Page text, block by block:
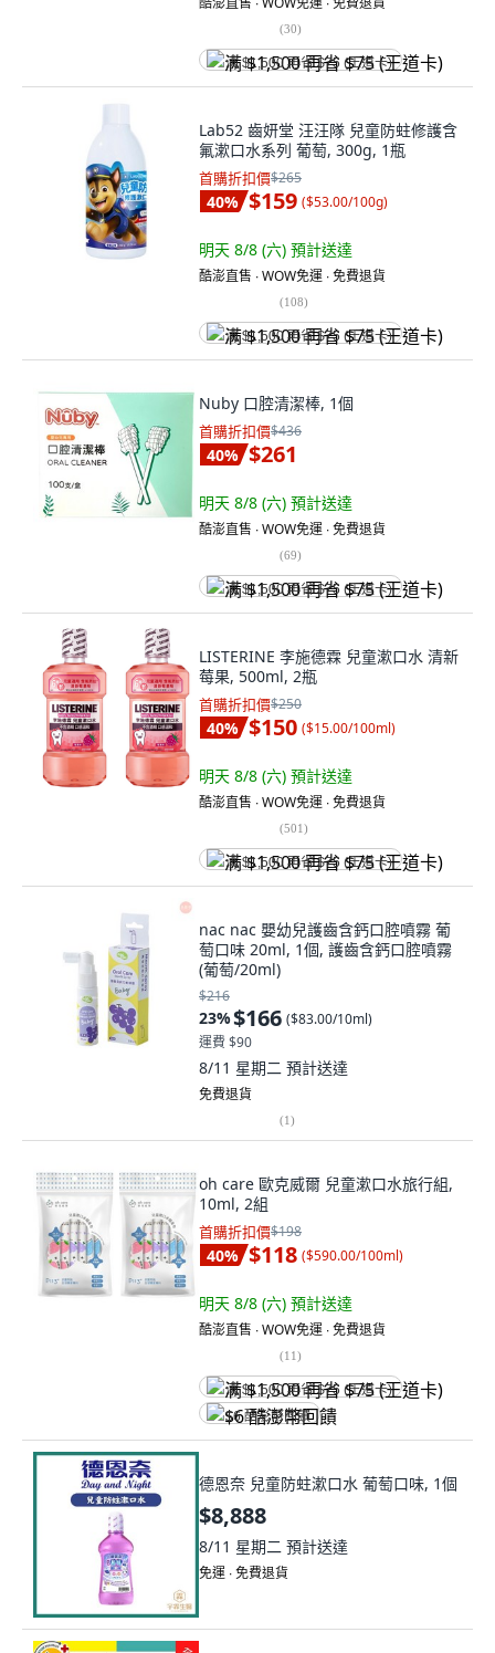
(30)
满 $1,500 再省 $75 (王道卡)
Lab52 齒妍堂 汪汪隊 兒童防蛀修護含
氟漱口水系列 葡萄, 300g, 1瓶
首購折扣價$265
40% $159 ($53.00/100g)
明天 8/8 (六) 預計送達
酷澎直售 ∙ WOW免運 ∙ 免費退貨
(108)
满 $1,500 再省 $75 (王道卡)
Nuby 口腔清潔棒, 1個
首購折扣價$436
40% $261
明天 8/8 (六) 預計送達
酷澎直售 ∙ WOW免運 ∙ 免費退貨
(69)
满 $1,500 再省 $75 (王道卡)
LISTERINE 李施德霖 兒童漱口水 清新
莓果, 500ml, 2瓶
首購折扣價$250
40% $150 ($15.00/100ml)
明天 8/8 (六) 預計送達
酷澎直售 ∙ WOW免運 ∙ 免費退貨
(501)
满 $1,500 再省 $75 (王道卡)
nac nac 嬰幼兒護齒含鈣口腔噴霧 葡
萄口味 20ml, 1個, 護齒含鈣口腔噴霧
(葡萄/20ml)
$216
23%$166 ($83.00/10ml)
運費 $90
8/11 星期二 預計送達
免費退貨
(1)
oh care 歐克威爾 兒童漱口水旅行組,
10ml, 2組
首購折扣價$198
40% $118 ($590.00/100ml)
明天 8/8 (六) 預計送達
酷澎直售 ∙ WOW免運 ∙ 免費退貨
(11)
满 $1,500 再省 $75 (王道卡)
$6 酷澎幣回饋
德恩奈 兒童防蛀漱口水 葡萄口味, 1個
$8,888
8/11 星期二 預計送達
免運 ∙ 免費退貨